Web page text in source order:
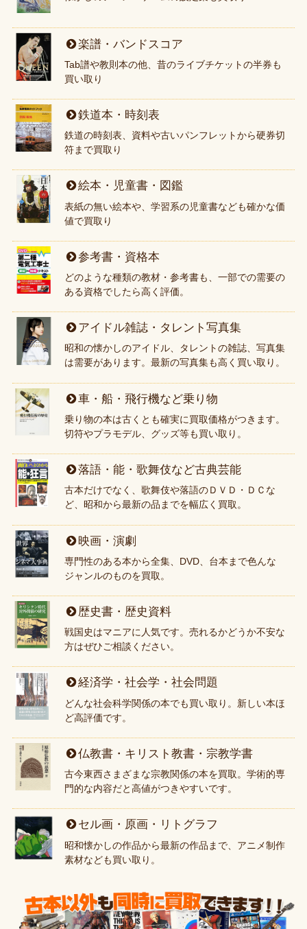
楽譜・バンドスコア
Tab譜や教則本の他、昔のライブチケットの半券も
買い取り
鉄道本・時刻表
鉄道の時刻表、資料や古いパンフレットから硬券切
符まで買取り
絵本・児童書・図鑑
表紙の無い絵本や、学習系の児童書なども確かな価
値で買取り
参考書・資格本
どのような種類の教材・参考書も、一部での需要の
ある資格でしたら高く評価。
アイドル雑誌・タレント写真集
昭和の懐かしのアイドル、タレントの雑誌、写真集
は需要があります。最新の写真集も高く買い取り。
車・船・飛行機など乗り物
乗り物の本は古くとも確実に買取価格がつきます。
切符やプラモデル、グッズ等も買い取り。
落語・能・歌舞伎など古典芸能
古本だけでなく、歌舞伎や落語のＤＶＤ・ＤＣな
ど、昭和から最新の品までを幅広く買取。
映画・演劇
専門性のある本から全集、DVD、台本まで色んな
ジャンルのものを買取。
歴史書・歴史資料
戦国史はマニアに人気です。売れるかどうか不安な
方はぜひご相談ください。
経済学・社会学・社会問題
どんな社会科学関係の本でも買い取り。新しい本ほ
ど高評価です。
仏教書・キリスト教書・宗教学書
古今東西さまざまな宗教関係の本を買取。学術的専
門的な内容だと高値がつきやすいです。
セル画・原画・リトグラフ
昭和懐かしの作品から最新の作品まで、アニメ制作
素材なども買い取り。